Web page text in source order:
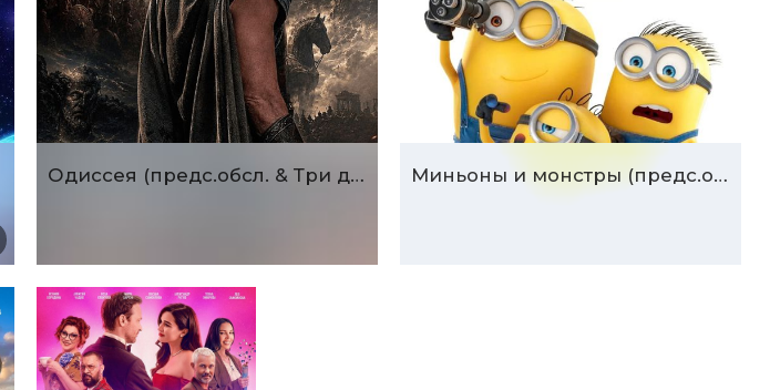
Одиссея (предс.обсл. & Три добрых дела) Миньоны и монстры (предс.обсл. & Три добрых дела)